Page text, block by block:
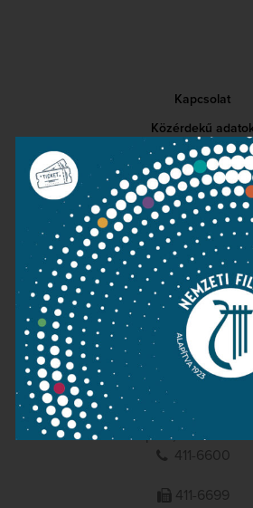
Kapcsolat
Közérdekű
Sajtószoba
Adatvédelem
Impresszum
NEMZETI
1095 Budapest, Komor
411-6600
411-6699